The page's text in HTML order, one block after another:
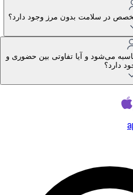
در سلامت بدون مرز وجود دارد؟
می‌شود و آیا تفاوتی بین حضوری و
دارد؟